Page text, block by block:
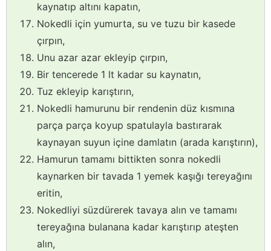
kaynatıp altını kapatın,
Nokedli için yumurta, su ve tuzu bir kasede
çırpın,
Unu azar azar ekleyip çırpın,
Bir tencerede 1 lt kadar su kaynatın,
Tuz ekleyip karıştırın,
Nokedli hamurunu bir rendenin düz kısmına
parça parça koyup spatulayla bastırarak
kaynayan suyun içine damlatın (arada karıştırın),
Hamurun tamamı bittikten sonra nokedli
kaynarken bir tavada 1 yemek kaşığı tereyağını
eritin,
Nokedliyi süzdürerek tavaya alın ve tamamı
tereyağına bulanana kadar karıştırıp ateşten
alın,